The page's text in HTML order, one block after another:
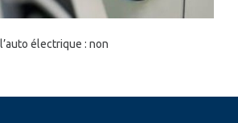
électrique : non